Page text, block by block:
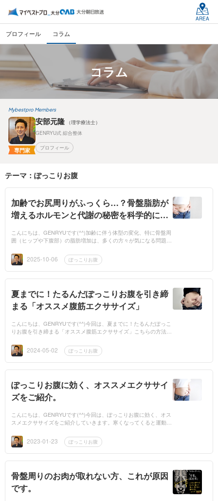
AREA
プロフィール コラム
コラム
Mybestpro Members
専門家
安部元隆
（理学療法士）
GENRYU式 綜合整体
プロフィール
テーマ：ぽっこりお腹
加齢でお尻周りがふっくら…？骨盤脂肪が
増えるホルモンと代謝の秘密を科学的に解
こんにちは、GENRYUです(^^)加齢に伴う体型の変化、特に骨盤周
囲（ヒップや下腹部）の脂肪増加は、多くの方々が気になる問題で
肪が蓄積され...
2025-10-06 ぽっこりお腹
夏までに！たるんだぽっこりお腹を引き締
まる「オススメ腹筋エクササイズ」
こんにちは、GENRYUです(^^)今回は、夏までに！たるんだぽっこ
りお腹を引き締まる「オススメ腹筋エクササイズ」こちらの方法を
と...
2024-05-02 ぽっこりお腹
ぽっこりお腹に効く、オススメエクササイ
ズをご紹介。
こんにちは、GENRYUです(^^)今回は、ぽっこりお腹に効く、オス
スメエクササイズをご紹介していきます。寒くなってくると運動し
っ...
2023-01-23 ぽっこりお腹
骨盤周りのお肉が取れない方、これが原因
です。